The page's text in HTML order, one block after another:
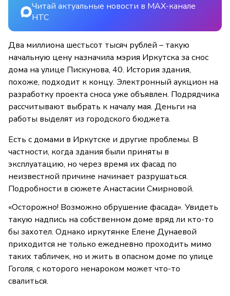
Читай актуальные новости в MAX-канале
НТС
Два миллиона шестьсот тысяч рублей – такую
начальную цену назначила мэрия Иркутска за снос
дома на улице Пискунова, 40. История здания,
похоже, подходит к концу. Электронный аукцион на
разработку проекта сноса уже объявлен. Подрядчика
рассчитывают выбрать к началу мая. Деньги на
работы выделят из городского бюджета.
Есть с домами в Иркутске и другие проблемы. В
частности, когда здания были приняты в
эксплуатацию, но через время их фасад по
неизвестной причине начинает разрушаться.
Подробности в сюжете Анастасии Смирновой.
«Осторожно! Возможно обрушение фасада». Увидеть
такую надпись на собственном доме вряд ли кто-то
бы захотел. Однако иркутянке Елене Дунаевой
приходится не только ежедневно проходить мимо
таких табличек, но и жить в опасном доме по улице
Гоголя, с которого ненароком может что-то
свалиться.